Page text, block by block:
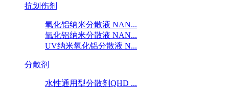
抗划伤剂
氧化铝纳米分散液 NAN...
氧化铝纳米分散液 NAN...
UV纳米氧化铝分散液 N...
分散剂
水性通用型分散剂QHD ...